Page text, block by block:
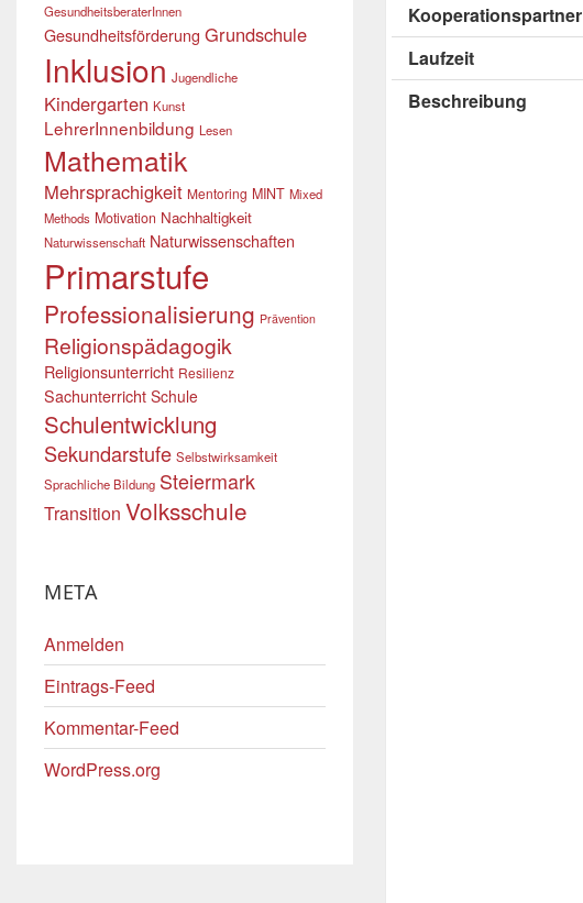
Kooperationspartner
Laufzeit
Beschreibung
GesundheitsberaterInnen
Gesundheitsförderung Grundschule
Inklusion Jugendliche
Kindergarten Kunst
LehrerInnenbildung Lesen
Mathematik
Mehrsprachigkeit Mentoring MINT Mixed
Methods Motivation Nachhaltigkeit
Naturwissenschaft Naturwissenschaften
Primarstufe
Professionalisierung Prävention
Religionspädagogik
Religionsunterricht Resilienz
Sachunterricht Schule
Schulentwicklung
Sekundarstufe Selbstwirksamkeit
Sprachliche Bildung Steiermark
Transition Volksschule
META
Anmelden
Eintrags-Feed
Kommentar-Feed
WordPress.org